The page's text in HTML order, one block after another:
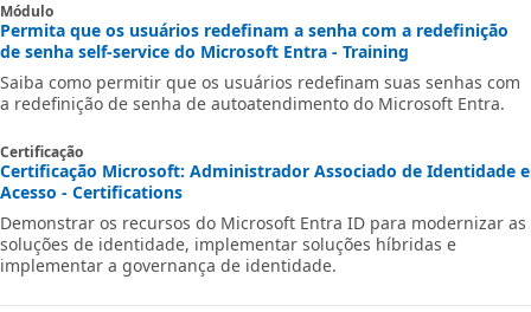
Módulo
Permita que os usuários redefinam a senha com a redefinição
de senha self-service do Microsoft Entra - Training
Saiba como permitir que os usuários redefinam suas senhas com
a redefinição de senha de autoatendimento do Microsoft Entra.
Certificação
Certificação Microsoft: Administrador Associado de Identidade e
Acesso - Certifications
Demonstrar os recursos do Microsoft Entra ID para modernizar as
soluções de identidade, implementar soluções híbridas e
implementar a governança de identidade.